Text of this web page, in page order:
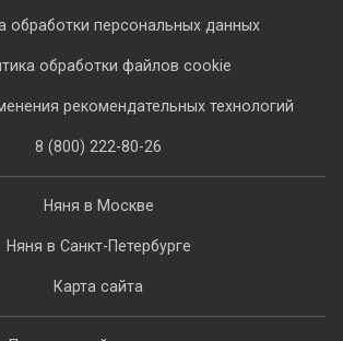
Няня в Москве
Няня в Санкт-Петербурге
Карта сайта
обработки персональных данных
обработки файлов cookie
рекомендательных технологий
8 (800) 222-80-26